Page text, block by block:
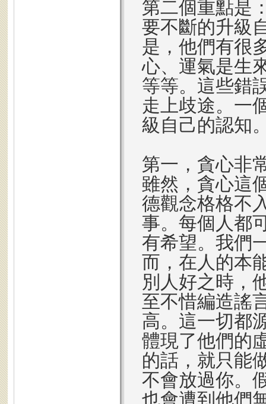
第二個重點是
要不斷的升級
是，他們有很
心、運氣是生
等等。這些錯
走上歧途。一
級自己的認知
第一，貪心非
雖然，貪心這
德觀念格格不
事。每個人都
有希望。我們
而，在人的本
別人好之時，
至不惜編造謠
高。這一切都
體現了他們的
的話，就只能
不會放過你。
也會遭到他們